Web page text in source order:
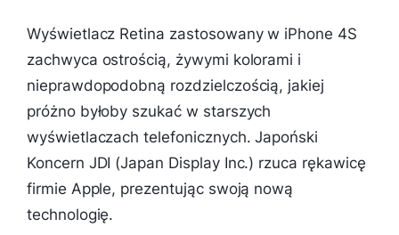
Wyświetlacz Retina zastosowany w iPhone 4S
zachwyca ostrością, żywymi kolorami i
nieprawdopodobną rozdzielczością, jakiej
próżno byłoby szukać w starszych
wyświetlaczach telefonicznych. Japoński
Koncern JDI (Japan Display Inc.) rzuca rękawicę
firmie Apple, prezentując swoją nową
technologię.